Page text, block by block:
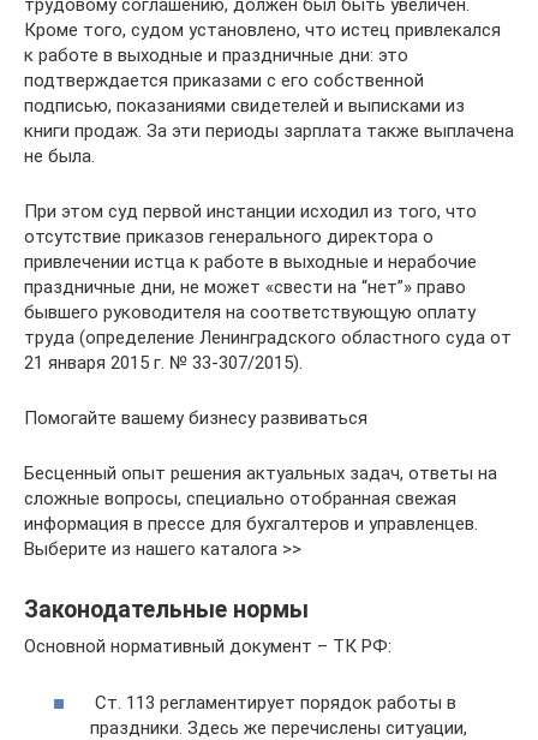
трудовому соглашению, должен был быть увеличен.
Кроме того, судом установлено, что истец привлекался
к работе в выходные и праздничные дни: это
подтверждается приказами с его собственной
подписью, показаниями свидетелей и выписками из
книги продаж. За эти периоды зарплата также выплачена
не была.
При этом суд первой инстанции исходил из того, что
отсутствие приказов генерального директора о
привлечении истца к работе в выходные и нерабочие
праздничные дни, не может «свести на “нет”» право
бывшего руководителя на соответствующую оплату
труда (определение Ленинградского областного суда от
21 января 2015 г. № 33-307/2015).
Помогайте вашему бизнесу развиваться
Бесценный опыт решения актуальных задач, ответы на
сложные вопросы, специально отобранная свежая
информация в прессе для бухгалтеров и управленцев.
Выберите из нашего каталога >>
Законодательные нормы
Основной нормативный документ – ТК РФ:
Ст. 113 регламентирует порядок работы в
праздники. Здесь же перечислены ситуации,